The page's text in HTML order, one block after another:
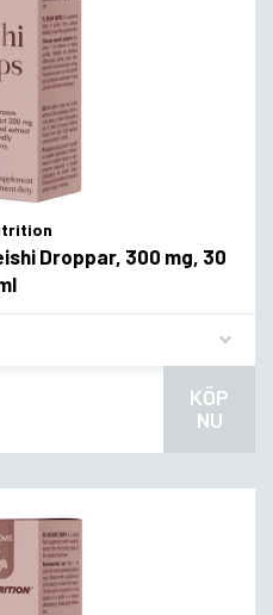
Droppar, 300 mg, 30
KÖP
NU